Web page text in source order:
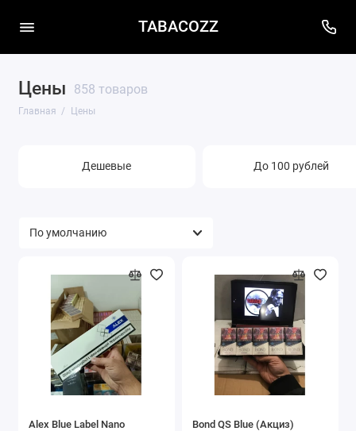
TABACOZZ
Цены 858 товаров
Главная Цены
Дешевые До 100 рублей
Alex Blue Label Nano Bond QS Blue (Акциз)